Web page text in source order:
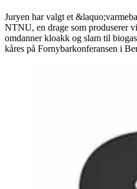
Juryen har valgt et
NTNU, en drage som produserer
omdanner kloakk og slam til
kåres på Fornybarkonferansen i